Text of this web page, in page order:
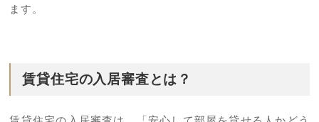
ます。
賃貸住宅の入居審査とは？